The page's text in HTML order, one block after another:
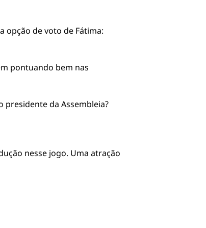
opção de voto de Fátima:
pontuando bem nas
da Assembleia?
nesse jogo. Uma atração